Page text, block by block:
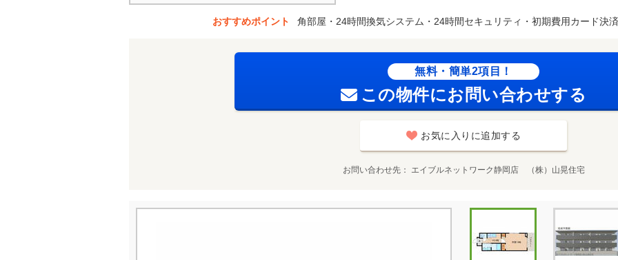
おすすめポイント 角部屋・24時間換気システム・24時間セキュリティ・初期費用カード決
無料・簡単2項目！
この物件にお問い合わせする
お気に入りに追加する
お問い合わせ先 エイブルネットワーク静岡店 （株）山晃住宅